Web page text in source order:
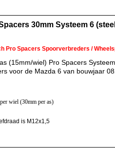
30mm Systeem 6
Pro Spacers Spoorverbreders /
(15mm/wiel) Pro Spacers
voor de Mazda 6 van bouwjaar
wiel (30mm per as)
is M12x1,5